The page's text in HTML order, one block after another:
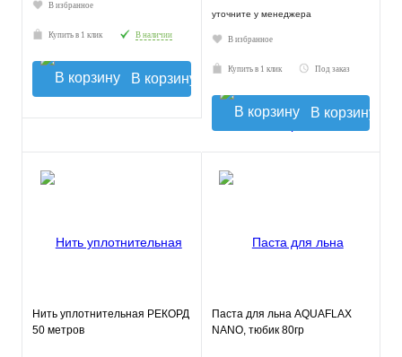
В избранное
Купить в 1 клик В наличии
В корзину
уточните у менеджера
В избранное
Купить в 1 клик Под заказ
В корзину
Нить уплотнительная РЕКОРД
50 метров
Паста для льна AQUAFLAX
NANO, тюбик 80гр